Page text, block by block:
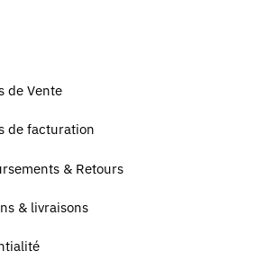
de Vente
de facturation
& Retours
& livraisons